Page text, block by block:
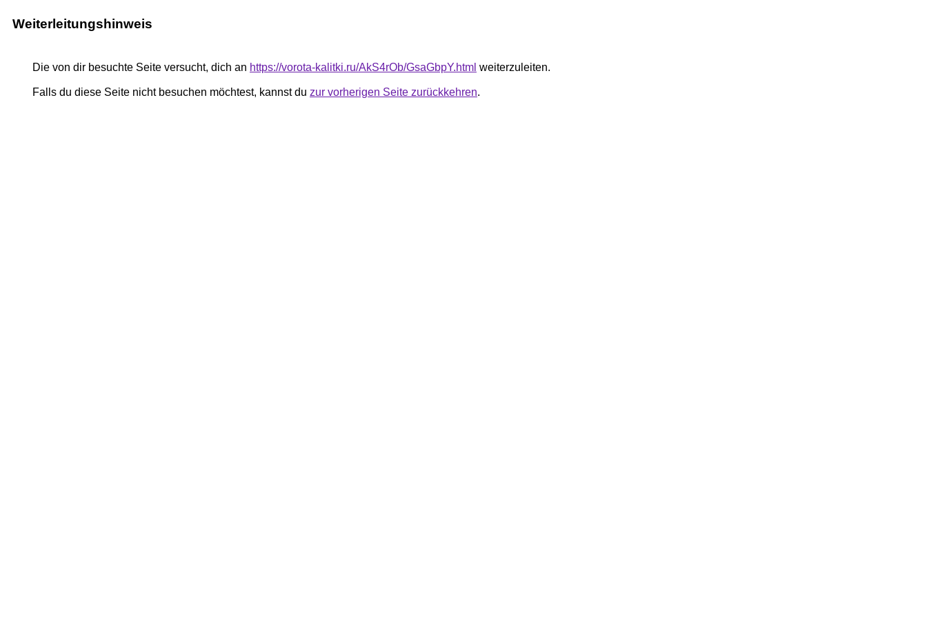
Weiterleitungshinweis
Die von dir besuchte Seite versucht, dich an https://vorota-kalitki.ru/AkS4rOb/GsaGbpY.html weiterzuleiten.
Falls du diese Seite nicht besuchen möchtest, kannst du zur vorherigen Seite zurückkehren.